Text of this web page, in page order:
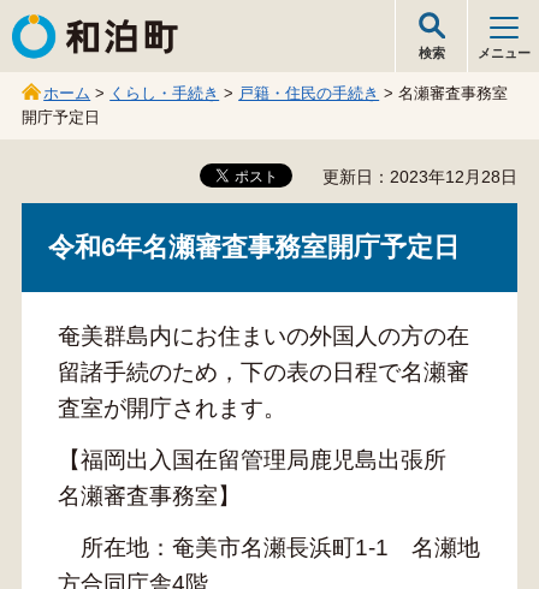
和泊町
検索 メニュー
ホーム > くらし・手続き > 戸籍・住民の手続き > 名瀬審査事務室
開庁予定日
更新日：2023年12月28日
令和6年名瀬審査事務室開庁予定日
奄美群島内にお住まいの外国人の方の在
留諸手続のため，下の表の日程で名瀬審
査室が開庁されます。
【福岡出入国在留管理局鹿児島出張所
名瀬審査事務室】
所在地：奄美市名瀬長浜町1-1 名瀬地
方合同庁舎4階